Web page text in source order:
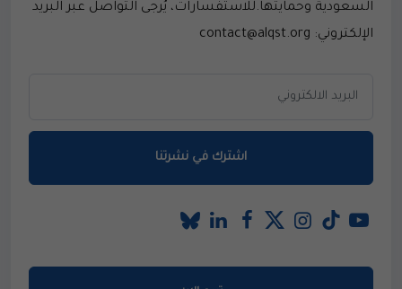
السعودية وحمايتها.للاستفسارات، يُرجى التواصل عبر البريد
الإلكتروني: contact@alqst.org
اشترك في نشرتنا